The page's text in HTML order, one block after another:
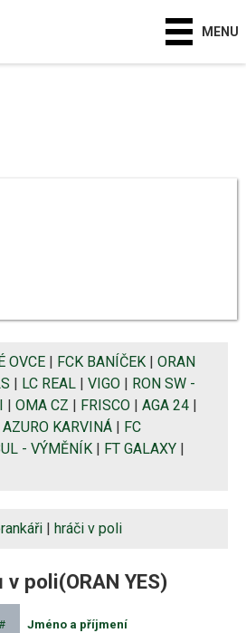
MENU
OVCE FCK BANÍČEK
ORAN
LC REAL VIGO
RON SW -
OMA CZ FRISCO AGA 24
AZURO KARVINÁ
FC
- VÝMĚNÍK FT GALAXY
hráči v poli
poli(ORAN YES)
Jméno a příjmení